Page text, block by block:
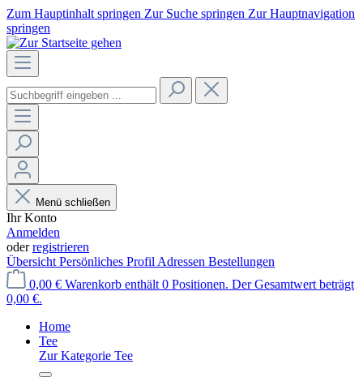
Zum Hauptinhalt springen Zur Suche springen Zur Hauptnavigation
springen
Menü schließen
Ihr Konto
Anmelden
oderregistrieren
Übersicht Persönliches Profil Adressen Bestellungen
0,00 € Warenkorb enthält 0 Positionen. Der Gesamtwert beträgt
0,00 €.
Home
Tee
Zur Kategorie Tee